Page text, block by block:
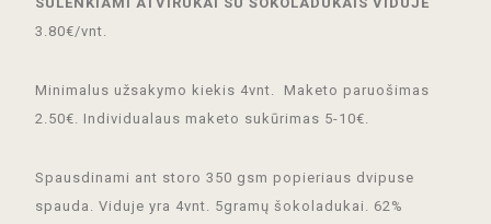
3.80€/vnt.
Minimalus užsakymo kiekis 4vnt. Maketo paruošimas
2.50€. Individualaus maketo sukūrimas 5-10€.
Spausdinami ant storo 350 gsm popieriaus dvipuse
spauda. Viduje yra 4vnt. 5gramų šokoladukai. 62%